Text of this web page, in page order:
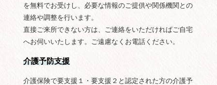
を無料でお受けし、必要な情報のご提供や関係機関との
連絡や調整を行います。
直接ご来所できない方は、ご連絡をいただければご自宅
へお伺いいたします。ご遠慮なくお電話ください。
介護予防支援
介護保険で要支援１・要支援２と認定された方の介護予